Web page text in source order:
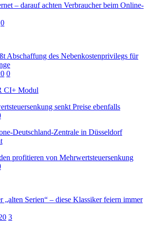
– darauf achten Verbraucher beim Online-
0
Abschaffung des Nebenkostenprivilegs für
0
senkt Preise ebenfalls
profitieren von Mehrwertsteuersenkung
„alten Serien“ – diese Klassiker feiern immer
3